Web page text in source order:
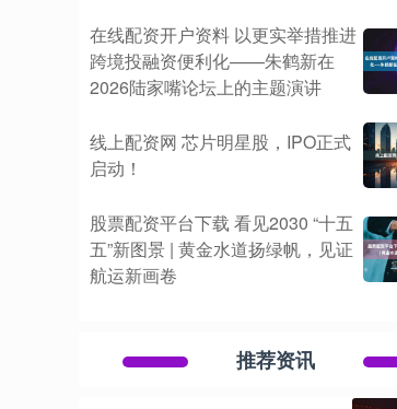
在线配资开户资料 以更实举措推进
跨境投融资便利化——朱鹤新在
2026陆家嘴论坛上的主题演讲
线上配资网 芯片明星股，IPO正式
启动！
股票配资平台下载 看见2030 “十五
五”新图景 | 黄金水道扬绿帆，见证
航运新画卷
推荐资讯